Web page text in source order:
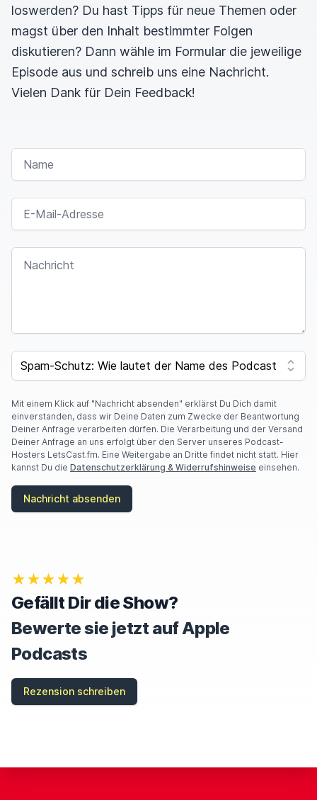
loswerden? Du hast Tipps für neue Themen oder
magst über den Inhalt bestimmter Folgen
diskutieren? Dann wähle im Formular die jeweilige
Episode aus und schreib uns eine Nachricht.
Vielen Dank für Dein Feedback!
NAME
E-MAIL-ADRESSE
NACHRICHT
SPAM CAPTCHA
Mit einem Klick auf "Nachricht absenden" erklärst Du Dich damit
einverstanden, dass wir Deine Daten zum Zwecke der Beantwortung
Deiner Anfrage verarbeiten dürfen. Die Verarbeitung und der Versand
Deiner Anfrage an uns erfolgt über den Server unseres Podcast-
Hosters LetsCast.fm. Eine Weitergabe an Dritte findet nicht statt. Hier
kannst Du die Datenschutzerklärung & Widerrufshinweise einsehen.
Nachricht absenden
★★★★★
Gefällt Dir die Show?
Bewerte sie jetzt auf Apple
Podcasts
Rezension schreiben